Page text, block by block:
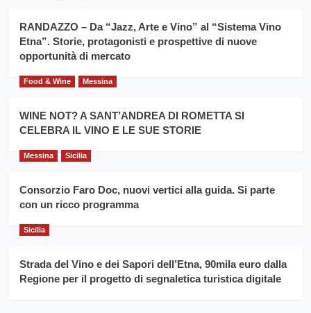
Franco
Caruso
RANDAZZO – Da “Jazz, Arte e Vino” al “Sistema Vino
Etna”. Storie, protagonisti e prospettive di nuove
opportunità di mercato
Food & Wine Messina
WINE NOT? A SANT’ANDREA DI ROMETTA SI
CELEBRA IL VINO E LE SUE STORIE
Messina Sicilia
Consorzio Faro Doc, nuovi vertici alla guida. Si parte
con un ricco programma
Sicilia
Strada del Vino e dei Sapori dell’Etna, 90mila euro dalla
Regione per il progetto di segnaletica turistica digitale